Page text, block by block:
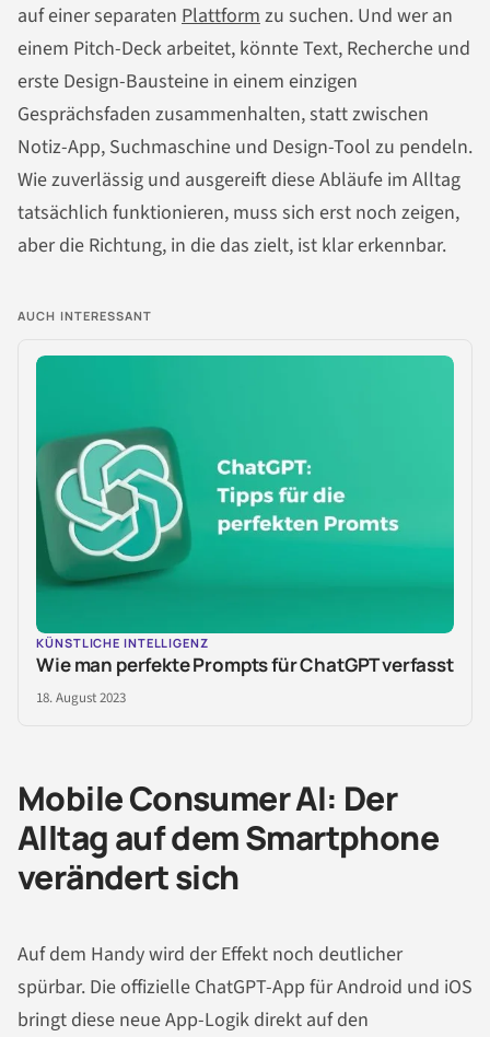
auf einer separaten Plattform zu suchen. Und wer an
einem Pitch-Deck arbeitet, könnte Text, Recherche und
erste Design-Bausteine in einem einzigen
Gesprächsfaden zusammenhalten, statt zwischen
Notiz-App, Suchmaschine und Design-Tool zu pendeln.
Wie zuverlässig und ausgereift diese Abläufe im Alltag
tatsächlich funktionieren, muss sich erst noch zeigen,
aber die Richtung, in die das zielt, ist klar erkennbar.
AUCH INTERESSANT
KÜNSTLICHE INTELLIGENZ
Wie man perfekte Prompts für ChatGPT verfasst
18. August 2023
Mobile Consumer AI: Der
Alltag auf dem Smartphone
verändert sich
Auf dem Handy wird der Effekt noch deutlicher
spürbar. Die offizielle ChatGPT-App für Android und iOS
bringt diese neue App-Logik direkt auf den